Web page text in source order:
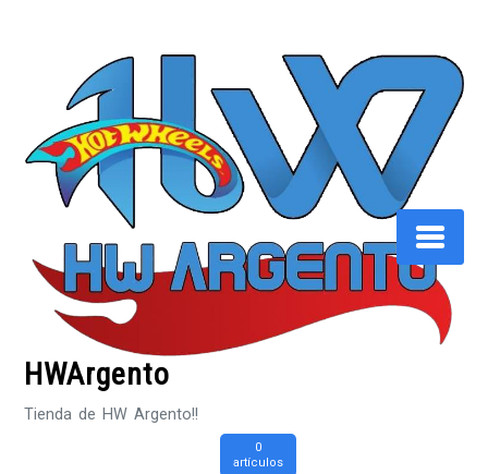
HWArgento
Tienda de HW Argento!!
0
artículos